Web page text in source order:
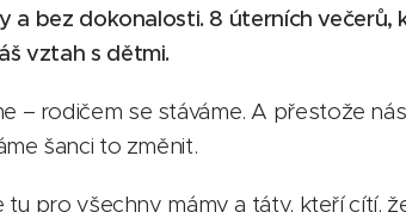
a bez dokonalosti. 8 úterních večerů,
vztah s dětmi.
– rodičem se stáváme. A přestože
šanci to změnit.
pro všechny mámy a táty, kteří cítí,